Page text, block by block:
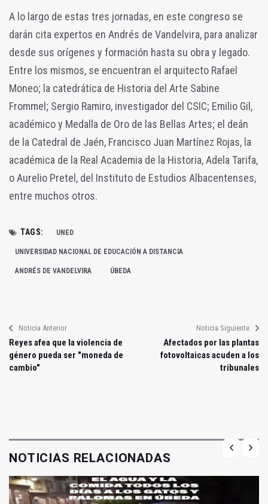
A lo largo de estas tres jornadas, en este congreso se
darán cita expertos en Andrés de Vandelvira, para analizar
desde sus orígenes y formación hasta su obra y legado.
Entre los mismos, se encuentran el arquitecto Rafael
Moneo; la catedrática de Historia del Arte Sabine
Frommel; Sergio Ramiro, investigador del CSIC; Emilio Gil,
académico y Medalla de Oro de las Bellas Artes; el deán
de la Catedral de Jaén, Francisco Juan Martínez Rojas, la
académica de la Real Academia de la Historia, Adela Tarifa,
o Aurelio Pretel, del Instituto de Estudios Albacentenses,
entre muchos otros.
TAGS: UNED
UNIVERSIDAD NACIONAL DE EDUCACIÓN A DISTANCIA
ANDRÉS DE VANDELVIRA ÚBEDA
Noticia Anterior
Reyes afea que la violencia de
género pueda ser "moneda de
cambio"
Noticia Siguiente
Afectados por las plantas
fotovoltaicas acuden a los
tribunales
NOTICIAS RELACIONADAS